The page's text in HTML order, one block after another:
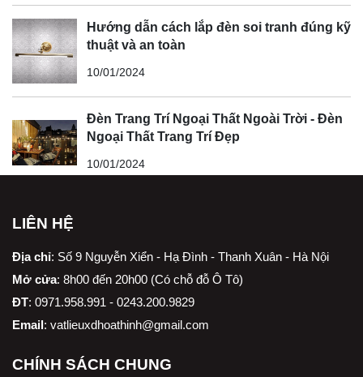
Hướng dẫn cách lắp đèn soi tranh đúng kỹ
thuật và an toàn
10/01/2024
Đèn Trang Trí Ngoại Thất Ngoài Trời - Đèn
Ngoại Thất Trang Trí Đẹp
10/01/2024
LIÊN HỆ
Địa chỉ: Số 9 Nguyễn Xiển - Hạ Đình - Thanh Xuân - Hà Nội
Mở cửa: 8h00 đến 20h00 (Có chỗ đỗ Ô Tô)
ĐT: 0971.958.991 - 0243.200.9829
Email: vatlieuxdhoathinh@gmail.com
CHÍNH SÁCH CHUNG